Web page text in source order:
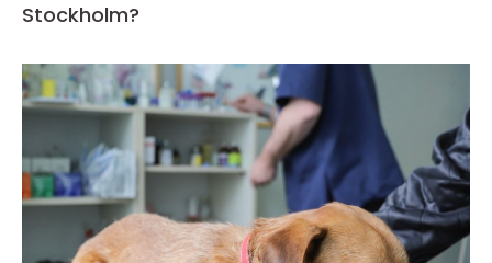
Stockholm?